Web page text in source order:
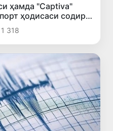
ҳамда "Captiva"
ҳодисаси содир
1 318